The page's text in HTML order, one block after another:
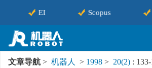
EI Scopus
文章导航 > 机器人 > 1998 > 20(2) :